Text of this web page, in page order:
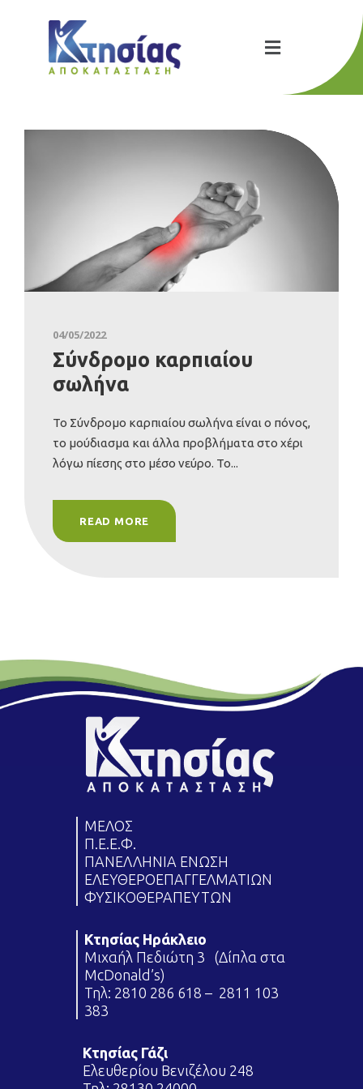
04/05/2022
Σύνδρομο καρπιαίου
σωλήνα
Το Σύνδρομο καρπιαίου σωλήνα είναι ο πόνος,
το μούδιασμα και άλλα προβλήματα στο χέρι
λόγω πίεσης στο μέσο νεύρο. Το...
READ MORE
ΜΕΛΟΣ
Π.Ε.Ε.Φ.
ΠΑΝΕΛΛΗΝΙΑ ΕΝΩΣΗ
ΕΛΕΥΘΕΡΟΕΠΑΓΓΕΛΜΑΤΙΩΝ
ΦΥΣΙΚΟΘΕΡΑΠΕΥΤΩΝ
Κτησίας Ηράκλειο
Μιχαήλ Πεδιώτη 3 (Δίπλα στα
McDonald’s)
Τηλ: 2810 286 618 – 2811 103
383
Κτησίας Γάζι
Ελευθερίου Βενιζέλου 248